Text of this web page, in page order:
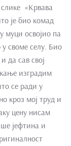
«Крвава
је био комад
муци освојио па
у своме селу. Био
да сав свој
изградим
се ради у
кроз мој труд и
цену нисам
јефтина и